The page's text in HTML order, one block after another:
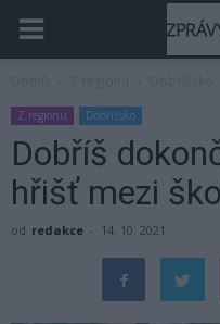
Z regionu Dobříšsko
Dobříš
hřišť mezi
od redakce - 14. 10. 2021